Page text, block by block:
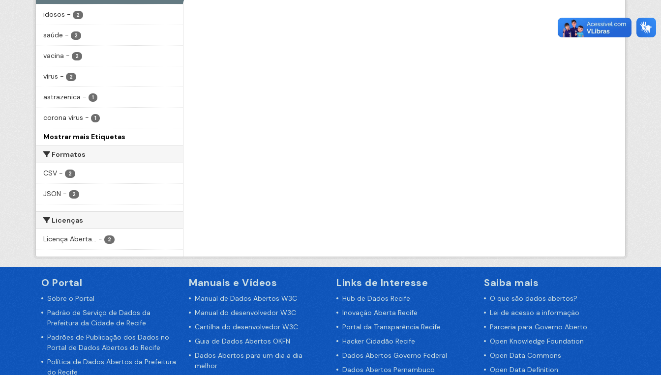
idosos - 2
saúde - 2
vacina - 2
vírus - 2
astrazenica - 1
corona vírus - 1
Mostrar mais Etiquetas
Formatos
CSV - 2
JSON - 2
Licenças
Licença Aberta... - 2
O Portal
Sobre o Portal
Padrão de Serviço de Dados da
Prefeitura da Cidade de Recife
Padrões de Publicação dos Dados no
Portal de Dados Abertos do Recife
Política de Dados Abertos da Prefeitura
do Recife
Manuais e Vídeos
Manual de Dados Abertos W3C
Manual do desenvolvedor W3C
Cartilha do desenvolvedor W3C
Guia de Dados Abertos OKFN
Dados Abertos para um dia a dia
melhor
Links de Interesse
Hub de Dados Recife
Inovação Aberta Recife
Portal da Transparência Recife
Hacker Cidadão Recife
Dados Abertos Governo Federal
Dados Abertos Pernambuco
Saiba mais
O que são dados abertos?
Lei de acesso a informação
Parceria para Governo Aberto
Open Knowledge Foundation
Open Data Commons
Open Data Definition